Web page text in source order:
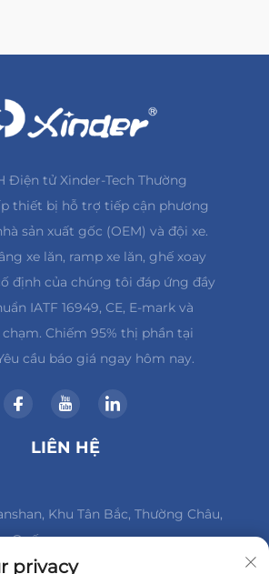
Điện tử Xinder-Tech Thường
thiết bị hỗ trợ tiếp cận phương
sản xuất gốc (OEM) và đội xe.
xe lăn, ramp xe lăn, ghế xoay
định của chúng tôi đáp ứng đầy
IATF 16949, CE, E-mark và
Chiếm 95% thị phần tại
cầu báo giá ngay hôm nay.
LIÊN HỆ
Khu Tân Bắc, Thường Châu,
Quốc
privacy